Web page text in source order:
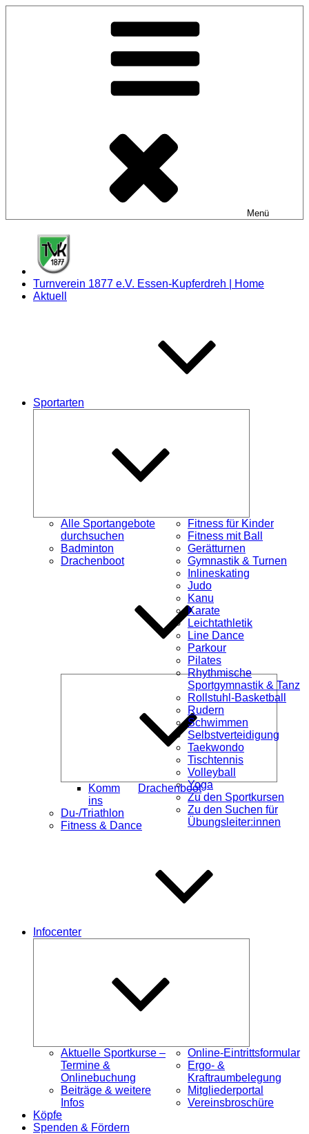
Menü
Turnverein 1877 e.V. Essen-Kupferdreh | Home
Aktuell
Sportarten
Alle Sportangebote
durchsuchen
Badminton
Drachenboot
öffnen
Komm
ins
Drachenboot
Du-/Triathlon
Fitness & Dance
Fitness für Kinder
Fitness mit Ball
Gerätturnen
Gymnastik & Turnen
Inlineskating
Judo
Kanu
Karate
Leichtathletik
Line Dance
Parkour
Pilates
Rhythmische
Sportgymnastik & Tanz
Rollstuhl-Basketball
Rudern
Schwimmen
Selbstverteidigung
Taekwondo
Tischtennis
Volleyball
Yoga
Zu den Sportkursen
Zu den Suchen für
Übungsleiter:innen
Infocenter
Aktuelle Sportkurse –
Termine &
Onlinebuchung
Beiträge & weitere
Infos
Online-Eintrittsformular
Ergo- &
Kraftraumbelegung
Mitgliederportal
Vereinsbroschüre
Köpfe
Spenden & Fördern